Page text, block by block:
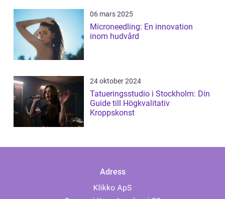
06 mars 2025
Microneedling: En innovation
inom hudvård
24 oktober 2024
Tatueringsstudio i Stockholm: Din
Guide till Högkvalitativ
Kroppskonst
Adress